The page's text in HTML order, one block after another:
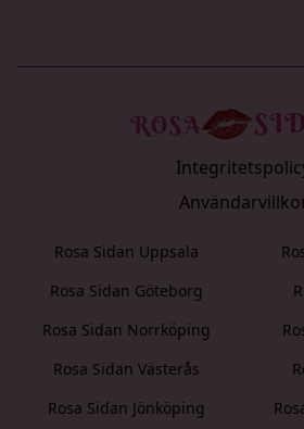
Rosa Sidan Uppsala
Rosa Sidan Göteborg
Rosa Sidan Norrköping
Rosa Sidan Västerås
Rosa Sidan Jönköping